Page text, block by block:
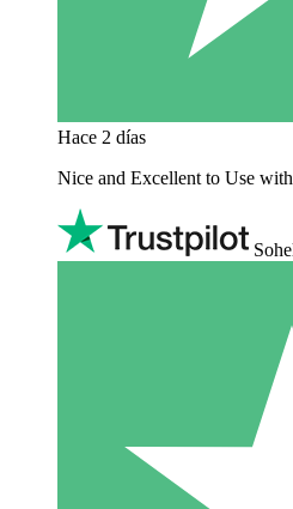
Hace 2 días
Nice and Excellent to Use